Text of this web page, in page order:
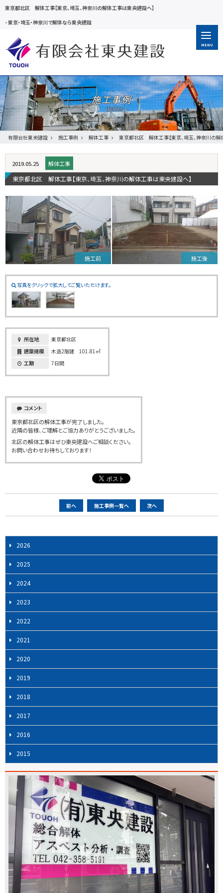
東京都北区 解体工事【東京、埼玉、神奈川の解体工事は東央建設へ】
-東京・埼玉・神奈川で解体なら東央建設
MENU
施工事例
有限会社東央建設 施工事例 解体工事 東京都北区 解体工事【東京、埼玉、神奈川の解
2019.05.25 解体工事
東京都北区 解体工事【東京、埼玉、神奈川の解体工事は東央建設へ】
施工前 施工後
写真をクリックで拡大してご覧いただけます。
所在地
東京都北区
建築規模
木造2階建 101.81㎥
工期
7日間
コメント
東京都北区の解体工事が完了しました。
近隣の皆様、ご理解とご協力ありがとうございました。
北区の解体工事はぜひ東央建設へご相談ください。
お問い合わせお待ちしております！
ー
ナ
ビ
ゲ
ー
シ
ョ
ン
前へ 施工事例一覧へ 次へ
2026
2025
2024
2023
2022
2021
2020
2019
2018
2017
2016
2015